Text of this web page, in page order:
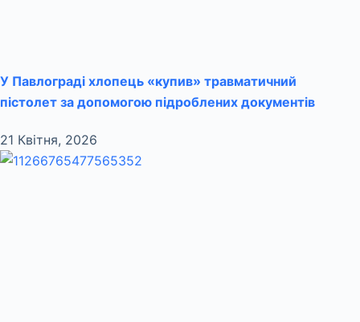
У Павлограді хлопець «купив» травматичний
пістолет за допомогою підроблених документів
21 Квітня, 2026